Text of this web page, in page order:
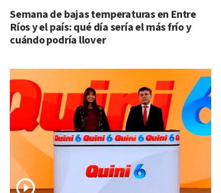
Semana de bajas temperaturas en Entre
Ríos y el país: qué día sería el más frío y
cuándo podría llover